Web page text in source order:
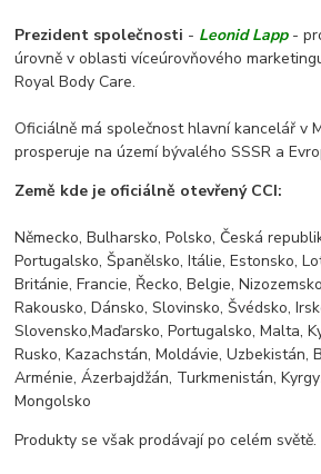
Prezident společnosti - Leonid Lapp -
úrovně v oblasti víceúrovňového
Royal Body Care.
Oficiálně má společnost hlavní kancelář v
prosperuje na území bývalého SSSR a
Země kde je oficiálně otevřený CCI:
Německo, Bulharsko, Polsko, Česká
Portugalsko, Španělsko, Itálie, Estonsko,
Británie, Francie, Řecko, Belgie,
Rakousko, Dánsko, Slovinsko, Švédsko,
Slovensko,Maďarsko, Portugalsko, Malta,
Rusko, Kazachstán, Moldávie, Uzbekistán,
Arménie, Ázerbajdžán, Turkmenistán,
Mongolsko
Produkty se však prodávají po celém světě.